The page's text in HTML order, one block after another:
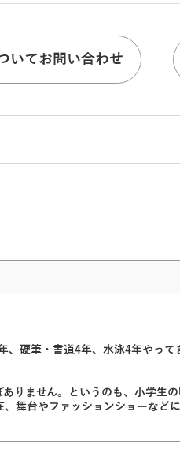
いてお問い合わせ
硬筆・書道4年、水泳4年やっ
りません。というのも、小学生
舞台やファッションショーなど